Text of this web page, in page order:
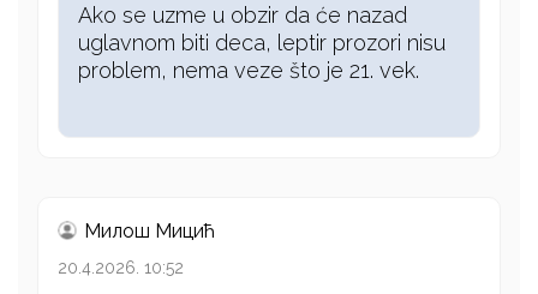
Ako se uzme u obzir da će nazad
uglavnom biti deca, leptir prozori nisu
problem, nema veze što je 21. vek.
Милош Mицић
20.4.2026. 10:52